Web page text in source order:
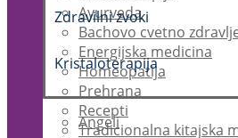
Zdravilni zvoki
Kristaloterapija
Angeli
Ayurveda
Bachovo cvetno
Energijska medicina
Homeopatija
Prehrana
Recepti
Tradicionalna kitajska